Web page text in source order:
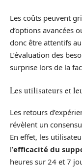
Les coûts peuvent
d’options avancées
donc être attentifs
L’évaluation des
surprise lors de la
Les utilisateurs et
Les retours
révèlent un
En effet, les
l’efficacité du
heures sur 24 et 7